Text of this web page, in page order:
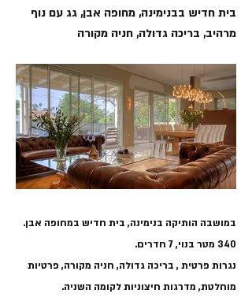
בית חדיש בבנימינה, מחופה אבן, גג עם נוף
מרהיב, בריכה גדולה, חניה מקורה
במושבה הותיקה בנימינה, בית חדיש במחופה אבן.
340 מטר בנוי, 7 חדרים.
נגרות פרטית , בריכה גדולה, חניה מקורה, פרטיות
מוחלטת, מדרגות חיצוניות לקומה השניה.